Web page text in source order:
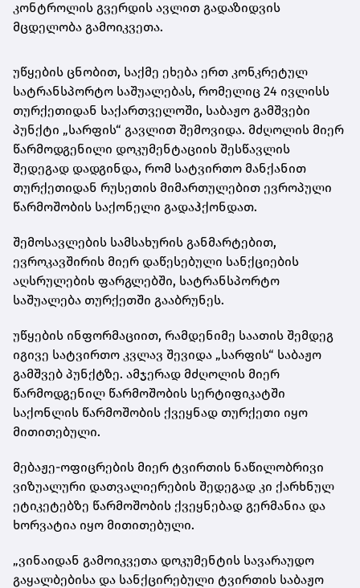
კონტროლის გვერდის ავლით გადაზიდვის
მცდელობა გამოიკვეთა.
უწყების ცნობით, საქმე ეხება ერთ კონკრეტულ
სატრანსპორტო საშუალებას, რომელიც 24 ივლისს
თურქეთიდან საქართველოში, საბაჟო გამშვები
პუნქტი „სარფის“ გავლით შემოვიდა. მძღოლის მიერ
წარმოდგენილი დოკუმენტაციის შესწავლის
შედეგად დადგინდა, რომ სატვირთო მანქანით
თურქეთიდან რუსეთის მიმართულებით ევროპული
წარმოშობის საქონელი გადაჰქონდათ.
შემოსავლების სამსახურის განმარტებით,
ევროკავშირის მიერ დაწესებული სანქციების
აღსრულების ფარგლებში, სატრანსპორტო
საშუალება თურქეთში გააბრუნეს.
უწყების ინფორმაციით, რამდენიმე საათის შემდეგ
იგივე სატვირთო კვლავ შევიდა „სარფის“ საბაჟო
გამშვებ პუნქტზე. ამჯერად მძღოლის მიერ
წარმოდგენილ წარმოშობის სერტიფიკატში
საქონლის წარმოშობის ქვეყნად თურქეთი იყო
მითითებული.
მებაჟე-ოფიცრების მიერ ტვირთის ნაწილობრივი
ვიზუალური დათვალიერების შედეგად კი ქარხნულ
ეტიკეტებზე წარმოშობის ქვეყნებად გერმანია და
ხორვატია იყო მითითებული.
„ვინაიდან გამოიკვეთა დოკუმენტის სავარაუდო
გაყალბებისა და სანქცირებული ტვირთის საბაჟო